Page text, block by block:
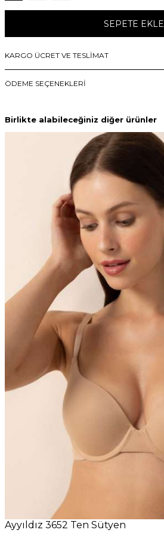
SEPETE EKLE
KARGO ÜCRET VE TESLİMAT
ÖDEME SEÇENEKLERI
Birlikte alabileceğiniz diğer ürünler
Ayyıldız 3652 Ten Sütyen